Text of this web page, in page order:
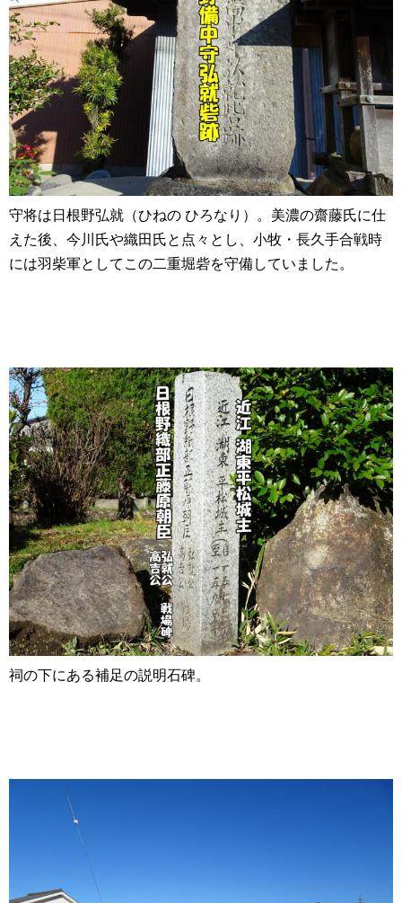
守将は日根野弘就（ひねの ひろなり）。美濃の齋藤氏に仕
えた後、今川氏や織田氏と点々とし、小牧・長久手合戦時
には羽柴軍としてこの二重堀砦を守備していました。
祠の下にある補足の説明石碑。